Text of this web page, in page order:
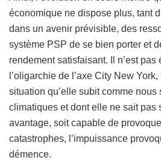
économique ne dispose plus, tant
dans un avenir prévisible, des
système PSP de se bien porter et
rendement satisfaisant. Il n’est pas
l’oligarchie de l’axe City New
situation qu’elle subit comme
climatiques et dont elle ne sait pas
avantage, soit capable de
catastrophes, l’impuissance
démence.